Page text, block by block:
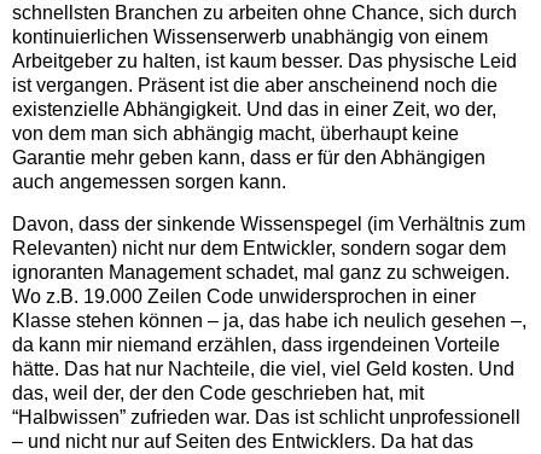
schnellsten Branchen zu arbeiten ohne Chance, sich durch
kontinuierlichen Wissenserwerb unabhängig von einem
Arbeitgeber zu halten, ist kaum besser. Das physische Leid
ist vergangen. Präsent ist die aber anscheinend noch die
existenzielle Abhängigkeit. Und das in einer Zeit, wo der,
von dem man sich abhängig macht, überhaupt keine
Garantie mehr geben kann, dass er für den Abhängigen
auch angemessen sorgen kann.
Davon, dass der sinkende Wissenspegel (im Verhältnis zum
Relevanten) nicht nur dem Entwickler, sondern sogar dem
ignoranten Management schadet, mal ganz zu schweigen.
Wo z.B. 19.000 Zeilen Code unwidersprochen in einer
Klasse stehen können – ja, das habe ich neulich gesehen –,
da kann mir niemand erzählen, dass irgendeinen Vorteile
hätte. Das hat nur Nachteile, die viel, viel Geld kosten. Und
das, weil der, der den Code geschrieben hat, mit
“Halbwissen” zufrieden war. Das ist schlicht unprofessionell
– und nicht nur auf Seiten des Entwicklers. Da hat das